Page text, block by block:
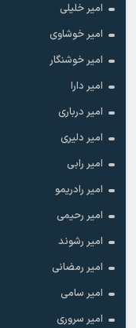
امیر خلیلی
امیر خوشاوی
امیر خوشنگار
امیر دارا
امیر درباری
امیر دلیری
امیر رابی
امیر رادریمو
امیر رحیمی
امیر رشوند
امیر رمضانی
امیر سامی
امیر سروری